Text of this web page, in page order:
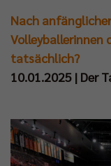
Nach
Volleyballerinnen
tatsächlich?
10.01.2025 | Der